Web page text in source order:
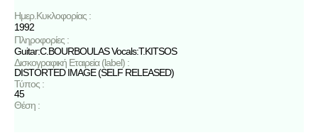
Ημερ.Κυκλοφορίας :
1992
Πληροφορίες :
Guitar:C.BOURBOULAS Vocals:T.KITSOS
Δισκογραφική Εταιρεία (label) :
DISTORTED IMAGE (SELF RELEASED)
Τύπος :
45
Θέση :